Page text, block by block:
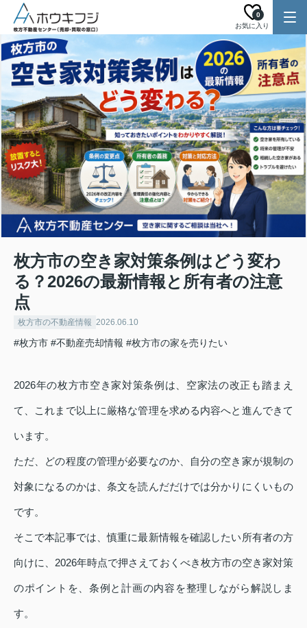
お気に入り
0
枚方市の空き家対策条例はどう変わ
る？2026の最新情報と所有者の注意
点
枚方市の不動産情報 2026.06.10
#枚方市 #不動産売却情報 #枚方市の家を売りたい
2026年の枚方市空き家対策条例は、空家法の改正も踏まえ
て、これまで以上に厳格な管理を求める内容へと進んできて
います。
ただ、どの程度の管理が必要なのか、自分の空き家が規制の
対象になるのかは、条文を読んだだけでは分かりにくいもの
です。
そこで本記事では、慎重に最新情報を確認したい所有者の方
向けに、2026年時点で押さえておくべき枚方市の空き家対策
のポイントを、条例と計画の内容を整理しながら解説しま
す。